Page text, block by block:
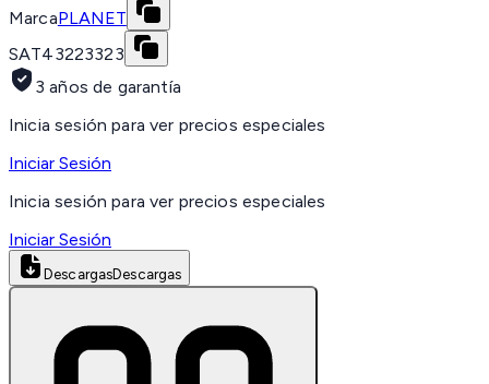
MarcaPLANET
SAT43223323
3 años de garantía
Inicia sesión para ver precios especiales
Iniciar Sesión
Inicia sesión para ver precios especiales
Iniciar Sesión
DescargasDescargas